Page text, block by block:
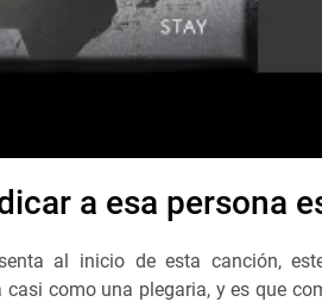
a esa persona
al inicio de esta canción,
como una plegaria, y es que